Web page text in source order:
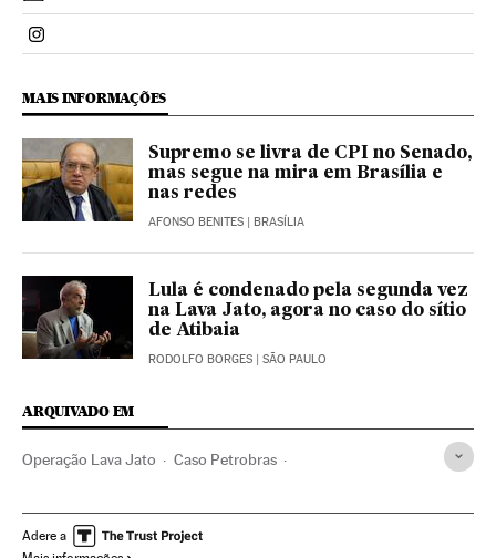
Politica El País Brasil en Instagram
MAIS INFORMAÇÕES
Supremo se livra de CPI no Senado,
mas segue na mira em Brasília e
nas redes
AFONSO BENITES | BRASÍLIA
Lula é condenado pela segunda vez
na Lava Jato, agora no caso do sítio
de Atibaia
RODOLFO BORGES | SÃO PAULO
ARQUIVADO EM
Operação Lava Jato Caso Petrobras
Lavagem dinheiro Petrobras
Adere a